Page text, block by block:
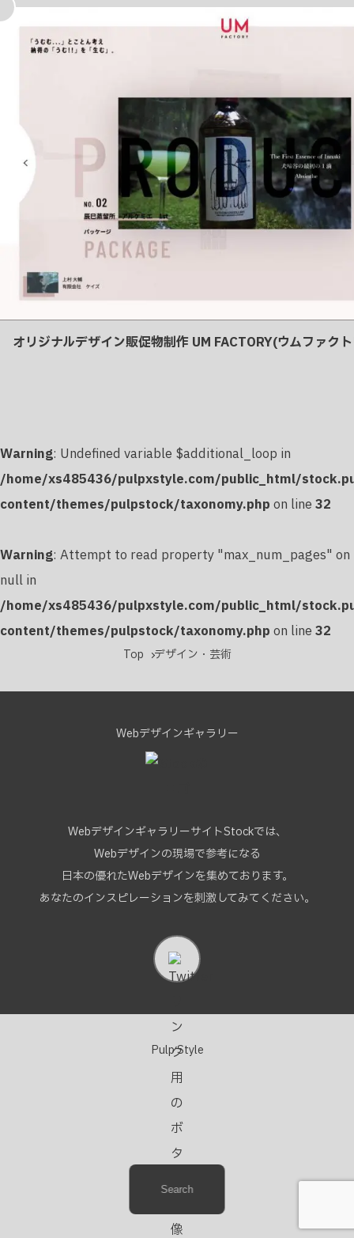
オリジナルデザイン販促物制作 UM FACTORY(ウムファク
Warning: Undefined variable $additional_loop in
/home/xs485436/pulpxstyle.com/public_html/
content/themes/pulpstock/taxonomy.php on line 32
Warning: Attempt to read property "max_num_pages" on
null in
/home/xs485436/pulpxstyle.com/public_html/
content/themes/pulpstock/taxonomy.php on line 32
Top デザイン・芸術
Webデザインギャラリー
WebデザインギャラリーサイトStockでは、
Webデザインの現場で参考になる
日本の優れたWebデザインを集めております。
あなたのインスピレーションを刺激してみてください。
Pulp Style
Search